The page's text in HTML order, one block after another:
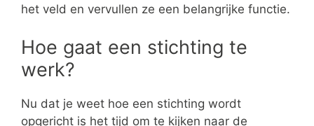
het veld en vervullen ze een belangrijke functie.
Hoe gaat een stichting te
werk?
Nu dat je weet hoe een stichting wordt
opgericht is het tijd om te kijken naar de